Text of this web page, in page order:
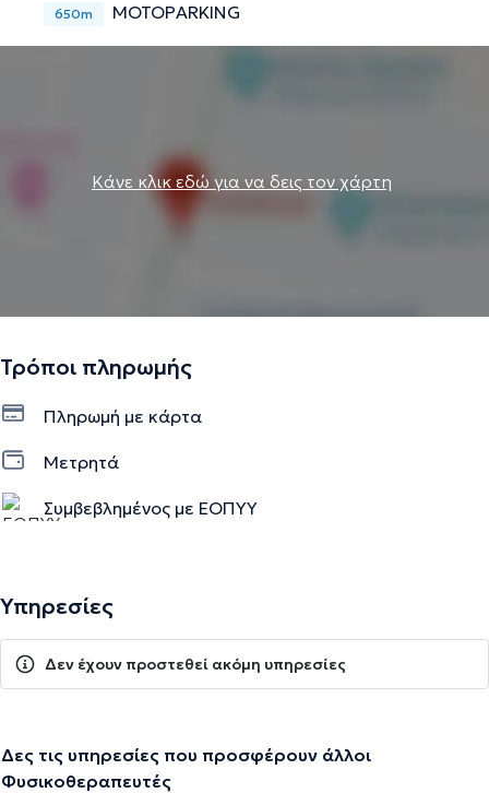
650m MOTOPARKING
Κάνε κλικ εδώ για να δεις τον χάρτη
Τρόποι πληρωμής
Πληρωμή με κάρτα
Μετρητά
Συμβεβλημένος με ΕΟΠΥΥ
Υπηρεσίες
Δεν έχουν προστεθεί ακόμη υπηρεσίες
Δες τις υπηρεσίες που προσφέρουν άλλοι
Φυσικοθεραπευτές